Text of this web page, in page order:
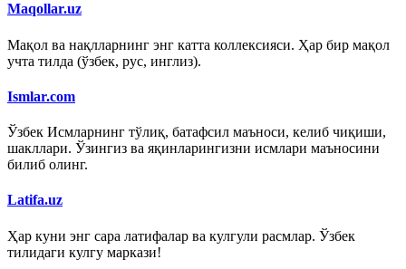
Maqollar.uz
Мақол ва нақлларнинг энг катта коллексияси. Ҳар бир мақол
учта тилда (ўзбек, рус, инглиз).
Ismlar.com
Ўзбек Исмларнинг тўлиқ, батафсил маъноси, келиб чиқиши,
шакллари. Ўзингиз ва яқинларингизни исмлари маъносини
билиб олинг.
Latifa.uz
Ҳар куни энг сара латифалар ва кулгули расмлар. Ўзбек
тилидаги кулгу маркази!